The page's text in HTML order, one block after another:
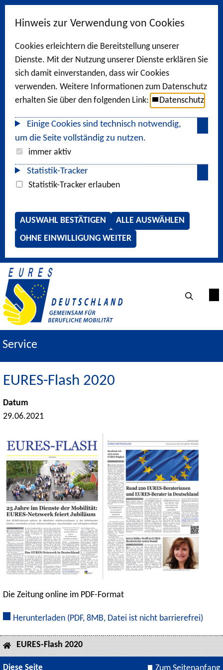
Hinweis zur Verwendung von Cookies
Cookies erleichtern die Bereitstellung unserer
Dienste. Mit der Nutzung unserer Dienste erklären Sie
sich damit einverstanden, dass wir Cookies
verwenden. Weitere Informationen zum Datenschutz
erhalten Sie über den folgenden Link:
Datenschutz
Einige Cookies sind technisch notwendig,
um die Seite vollständig zu nutzen.
immer aktiv
Statistik-Tracker
Statistik-Tracker erlauben
AUSWAHL BESTÄTIGEN
ALLE AUSWÄHLEN
OHNE EINWILLIGUNG WEITER
Service
EURES-Flash 2020
Datum
29.06.2021
Die Zeitung online im PDF-Format
Herunterladen (PDF, 8MB, Datei ist nicht barrierefrei)
EURES-Flash 2020
Diese Seite